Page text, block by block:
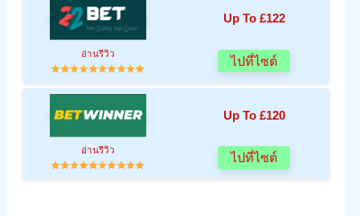
Up To £122
อ่านรีวิว
ไปที่ไซต์
Up To £120
อ่านรีวิว
ไปที่ไซต์